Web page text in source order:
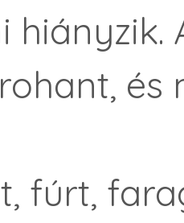
hiányzik.
és
fúrt,